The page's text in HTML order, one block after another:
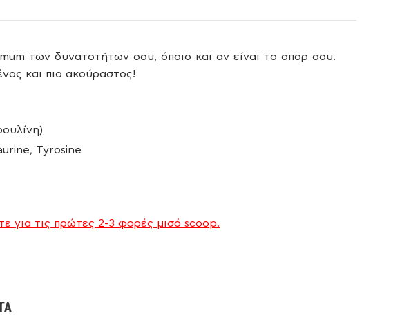
των δυνατοτήτων σου, όποιο και αν είναι το σπορ σου.
και πιο ακούραστος!
Tyrosine
για τις πρώτες 2-3 φορές μισό scoop.